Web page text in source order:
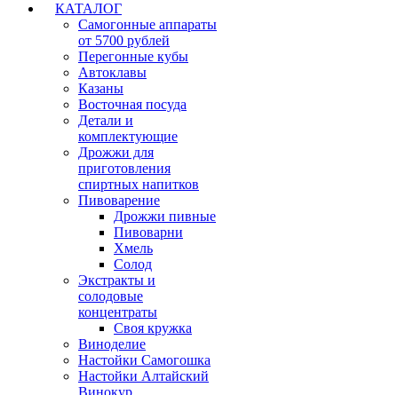
КАТАЛОГ
Самогонные аппараты
от 5700 рублей
Перегонные кубы
Автоклавы
Казаны
Восточная посуда
Детали и
комплектующие
Дрожжи для
приготовления
спиртных напитков
Пивоварение
Дрожжи пивные
Пивоварни
Хмель
Солод
Экстракты и
солодовые
концентраты
Своя кружка
Виноделие
Настойки Самогошка
Настойки Алтайский
Винокур